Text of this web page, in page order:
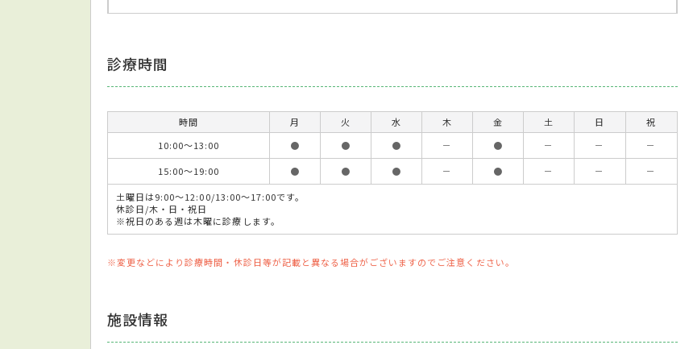
診療時間
時間 月 火 水 木 金 土 日
祝
10:00～13:00
● ● ● － ● － －
－
15:00～19:00
● ● ● － ● － －
－
土曜日は9:00～12:00/13:00～17:00です。
休診日/木・日・祝日
※祝日のある週は木曜に診療します。
※変更などにより診療時間・休診日等が記載と異なる場合がございますのでご注意ください。
施設情報